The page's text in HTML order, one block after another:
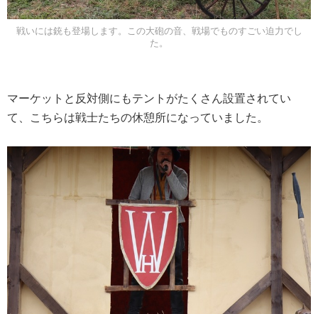
戦いには銃も登場します。この大砲の音、戦場でものすごい迫力でし
た。
マーケットと反対側にもテントがたくさん設置されてい
て、こちらは戦士たちの休憩所になっていました。